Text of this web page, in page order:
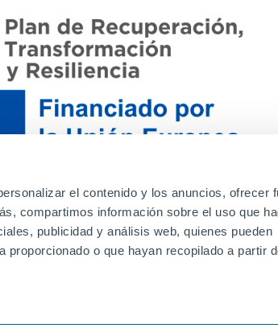
el contenido y los anuncios, ofrecer
compartimos información sobre el uso que
publicidad y análisis web, quienes pueden
o que hayan recopilado a partir
de denuncias Envia tu CV